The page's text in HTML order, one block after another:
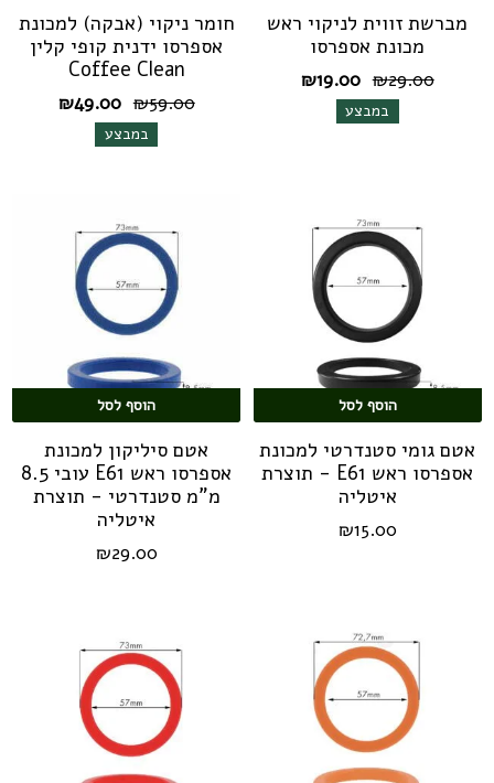
מברשת זווית לניקוי ראש
מכונת אספרסו
₪29.00
המחיר
המקורי
היה:
₪19.00
במבצע
חומר ניקוי (אבקה) למכונת
אספרסו ידנית קופי קלין
Coffee Clean
₪59.00
המחיר
המקורי
היה:
₪49.00
במבצע
הוסף לסל
אטם גומי סטנדרטי למכונת
אספרסו ראש E61 - תוצרת
איטליה
₪15.00
הוסף לסל
אטם סיליקון למכונת
אספרסו ראש E61 עובי 8.5
מ"מ סטנדרטי - תוצרת
איטליה
₪29.00